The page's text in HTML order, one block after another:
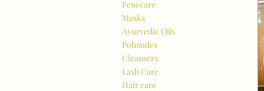
Fem care
Masks
Ayurvedic Oils
Polmades
Cleansers
Lash Care
Hair care